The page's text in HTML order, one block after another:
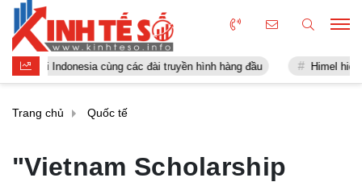
cùng các đài truyền hình hàng đầu Himel hiện thực hóa
Trang chủ Quốc tế
"Vietnam Scholarship